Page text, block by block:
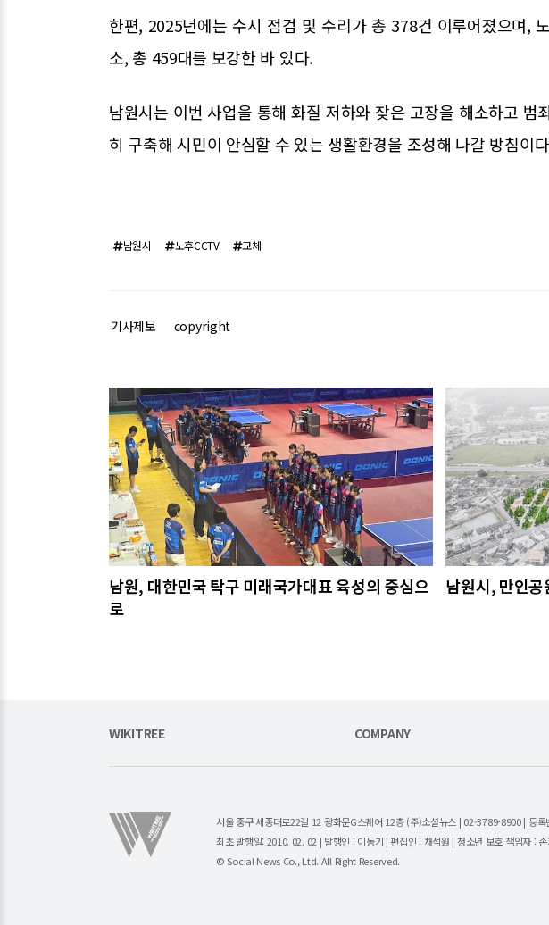
한편, 2025년에는 수시 점검 및 수리가 총 378건 이루어졌으며,
소, 총 459대를 보강한 바 있다.
남원시는 이번 사업을 통해 화질 저하와 잦은 고장을 해소하고 범
히 구축해 시민이 안심할 수 있는 생활환경을 조성해 나갈 방침이
남원시 노후CCTV 교체
기사제보 copyright
관련기사
남원, 대한민국 탁구 미래국가대표 육성의 중심으
로
남원시, 만인공
WIKITREE COMPANY
서울 중구 세종대로22길 12 광화문G스퀘어 12층 (주)소셜뉴스 | 02-3789-8900 | 등
최초 발행일: 2010. 02. 02 | 발행인 : 이동기 | 편집인 : 채석원 | 청소년 보호 책임자 :
© Social News Co., Ltd. All Right Reserved.